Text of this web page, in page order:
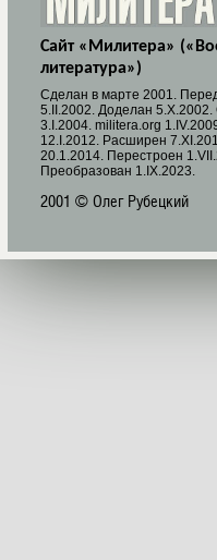
Сайт «Милитера»
литература»)
Cделан в марте 2001.
5.II.2002. Доделан
3.I.2004. militera.org
12.I.2012. Расширен
20.1.2014. Перестроен
Преобразован 1.IX.2023.
2001 © Олег Рубецкий